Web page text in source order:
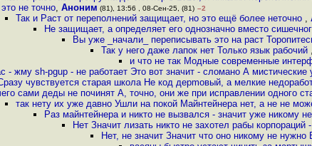
не точно, Аноним (81), 13:56 , 08-Сен-25, (81) –2
Так и Раст от переполнений защищает, но это ещё более неточно ,
Не защищает, а определяет его однозначно вместо
Вы уже _начали_ переписывать это на раст
Так у него даже лапок нет Только язык рабочий ,
и что не так Модные современные
- жму sh-pgup - не работает Это вот значит - сломано А мистические
чувствуется старая школа Не код дepmовый, а мелкие
сами деды не починят А, точно, они же при исправлении одного
так нету их уже давно Ушли на покой Майнтейнера нет, а не не
Раз майнтейнера и никто не вызвался - значит уже никому
Нет Значит лизать никто не захотел рабы
Нет, не значит Значит что оно никому не